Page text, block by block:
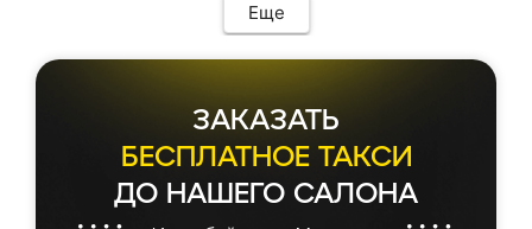
Еще
ЗАКАЗАТЬ
БЕСПЛАТНОЕ ТАКСИ
ДО НАШЕГО САЛОНА